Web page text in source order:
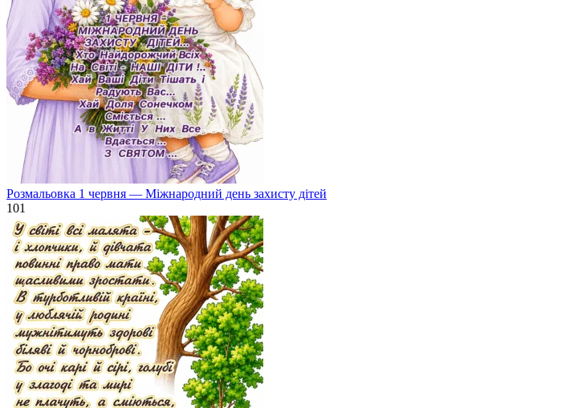
Розмальовка 1 червня — Міжнародний день захисту дітей
101